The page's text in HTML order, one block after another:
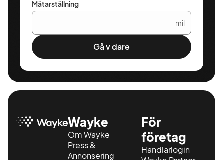
Mätarställning
mil
Gå vidare
Wayke
Om Wayke
Press &
Annonsering
För
företag
Handlarlogin